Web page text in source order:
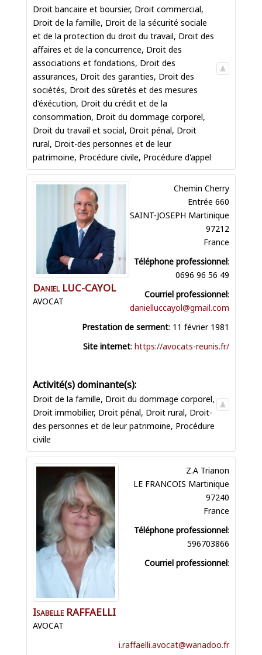
Droit bancaire et boursier, Droit commercial,
Droit de la famille, Droit de la sécurité sociale
et de la protection du droit du travail, Droit des
affaires et de la concurrence, Droit des
associations et fondations, Droit des
assurances, Droit des garanties, Droit des
sociétés, Droit des sûretés et des mesures
d'éxécution, Droit du crédit et de la
consommation, Droit du dommage corporel,
Droit du travail et social, Droit pénal, Droit
rural, Droit-des personnes et de leur
patrimoine, Procédure civile, Procédure d'appel
Daniel LUC-CAYOL
AVOCAT
Chemin Cherry
Entrée 660
SAINT-JOSEPH Martinique
97212
France
Téléphone professionnel:
0696 96 56 49
Courriel professionnel:
danielluccayol@gmail.com
Prestation de serment: 11 février 1981
Site internet: https://avocats-reunis.fr/
Droit de la famille, Droit du dommage corporel,
Droit immobilier, Droit pénal, Droit rural, Droit-
des personnes et de leur patrimoine, Procédure
civile
Isabelle RAFFAELLI
AVOCAT
Z.A Trianon
LE FRANCOIS Martinique
97240
France
Téléphone professionnel:
596703866
Courriel professionnel:
i.raffaelli.avocat@wanadoo.fr